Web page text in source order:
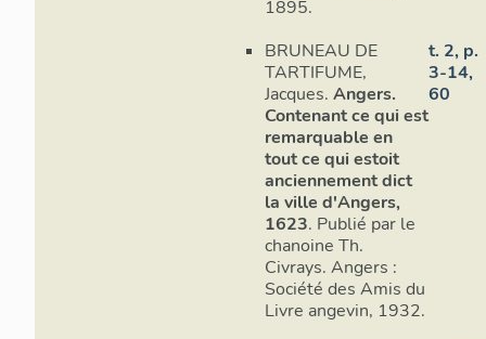
1895.
BRUNEAU DE
TARTIFUME,
Jacques. Angers.
Contenant ce qui est
remarquable en
tout ce qui estoit
anciennement dict
la ville d'Angers,
1623. Publié par le
chanoine Th.
Civrays. Angers :
Société des Amis du
Livre angevin, 1932.
t. 2, p.
3-14,
60